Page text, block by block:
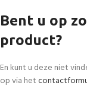
Bent u op
product?
En kunt u deze niet
op via het